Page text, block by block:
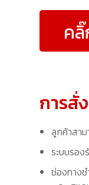
ค
การสั่
ลูกค้าสาม
ระบบรอ
ช่องทางช